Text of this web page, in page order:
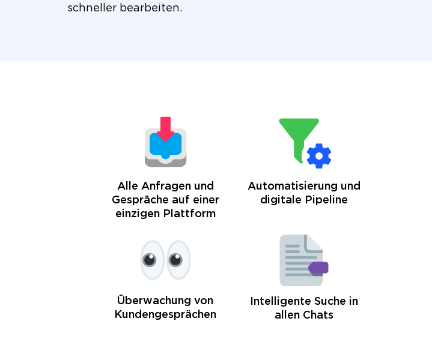
schneller bearbeiten.
Alle Anfragen und
Gespräche auf einer
einzigen Plattform
Automatisierung und
digitale Pipeline
Überwachung von
Kundengesprächen
Intelligente Suche in
allen Chats